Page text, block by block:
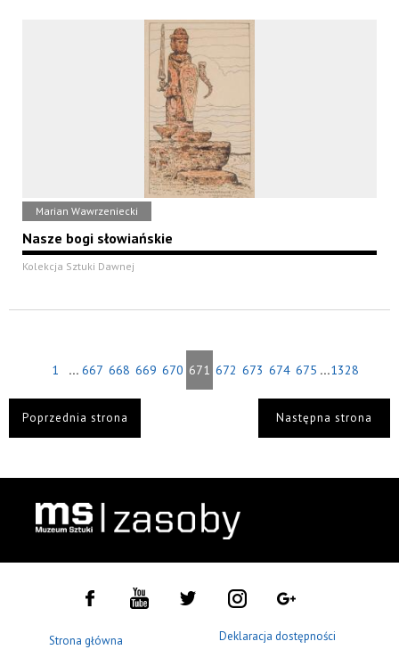
Marian Wawrzeniecki
Nasze bogi słowiańskie
Kolekcja Sztuki Dawnej
1 ... 667 668 669 670 671 672 673 674 675 ...1328
Poprzednia strona Następna strona
Strona główna Deklaracja dostępności